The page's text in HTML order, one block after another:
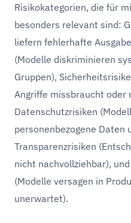
Risikokategorien, die für
besonders relevant sind:
liefern fehlerhafte
(Modelle diskriminieren
Gruppen),
Angriffe missbraucht oder
Datenschutzrisiken
personenbezogene Daten
Transparenzrisiken
nicht nachvollziehbar),
(Modelle versagen in
unerwartet).